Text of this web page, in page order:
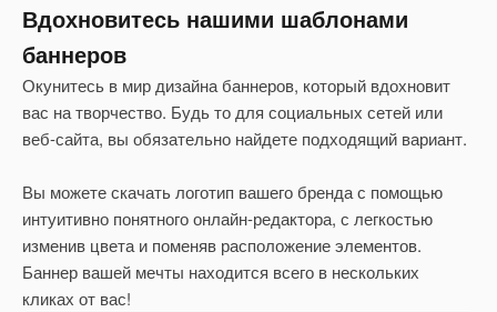
Вдохновитесь нашими шаблонами
баннеров
Окунитесь в мир дизайна баннеров, который вдохновит
вас на творчество. Будь то для социальных сетей или
веб-сайта, вы обязательно найдете подходящий вариант.
Вы можете скачать логотип вашего бренда с помощью
интуитивно понятного онлайн-редактора, с легкостью
изменив цвета и поменяв расположение элементов.
Баннер вашей мечты находится всего в нескольких
кликах от вас!